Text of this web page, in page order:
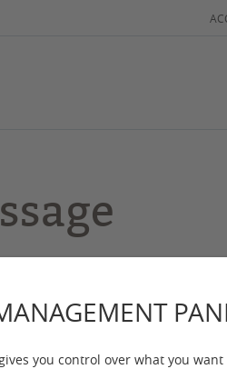
you control over what you want